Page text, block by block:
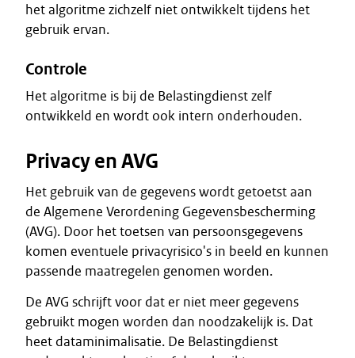
het algoritme zichzelf niet ontwikkelt tijdens het
gebruik ervan.
Controle
Het algoritme is bij de Belastingdienst zelf
ontwikkeld en wordt ook intern onderhouden.
Privacy en AVG
Het gebruik van de gegevens wordt getoetst aan
de Algemene Verordening Gegevensbescherming
(AVG). Door het toetsen van persoonsgegevens
komen eventuele privacyrisico's in beeld en kunnen
passende maatregelen genomen worden.
De AVG schrijft voor dat er niet meer gegevens
gebruikt mogen worden dan noodzakelijk is. Dat
heet dataminimalisatie. De Belastingdienst